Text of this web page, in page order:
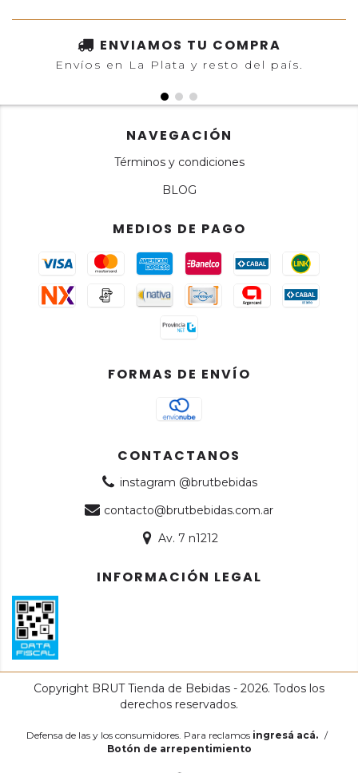
ENVIAMOS TU COMPRA
Envíos en La Plata y resto del país.
NAVEGACIÓN
Términos y condiciones
BLOG
MEDIOS DE PAGO
FORMAS DE ENVÍO
CONTACTANOS
instagram @brutbebidas
contacto@brutbebidas.com.ar
Av. 7 n1212
INFORMACIÓN LEGAL
Copyright BRUT Tienda de Bebidas - 2026. Todos los
derechos reservados.
Defensa de las y los consumidores. Para reclamos ingresá acá. /
Botón de arrepentimiento